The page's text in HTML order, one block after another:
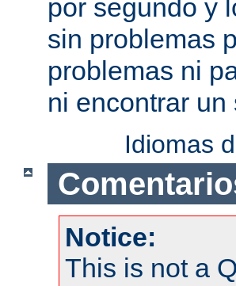
por segundo y
sin problemas
problemas ni
ni encontrar
Idiomas
Notice:
This is not a